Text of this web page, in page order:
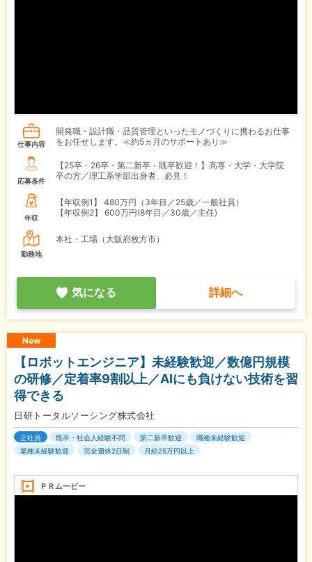
仕事内容
開発職・設計職・品質管理といったモノづくりに携わるお仕事
をお任せします。≪約5ヵ月のサポートあり≫
応募条件
【25卒・26卒・第二新卒・既卒歓迎！】高専・大学・大学院
卒の方／理工系学部出身者、必見！
年収
【年収例1】
480万円（3年目／25歳／一般社員）
【年収例2】
600万円(8年目／30歳／主任)
勤務地
本社・工場（大阪府枚方市）
気になる 詳細へ
New
【ロボットエンジニア】未経験歓迎／数億円規模
の研修／定着率9割以上／AIにも負けない技術を習
得できる
日研トータルソーシング株式会社
正社員 既卒・社会人経験不問 第二新卒歓迎
職種未経験歓迎
業種未経験歓迎
完全週休2日制 月給25万円以上
ＰＲムービー